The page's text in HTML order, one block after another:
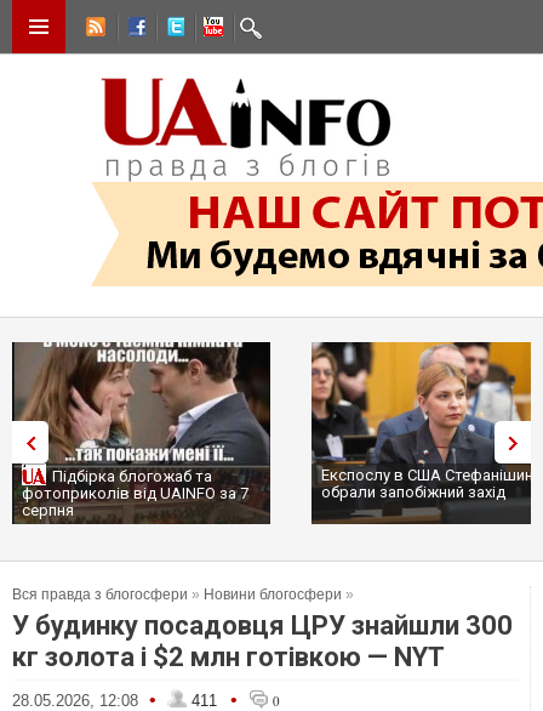
Підбірка блогожаб та
фотоприколів від UAINFO за 7
серпня
Експослу в США
обрали запобіжний захід
Вся правда з блогосфери » Новини блогосфери »
У будинку посадовця ЦРУ знайшли 300
кг золота і $2 млн готівкою — NYT
28.05.2026, 12:08 • 411 • 0